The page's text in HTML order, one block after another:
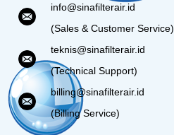
info@sinafilterair.id
(Sales & Customer Service)
teknis@sinafilterair.id
(Technical Support)
billing@sinafilterair.id
(Billing Service)